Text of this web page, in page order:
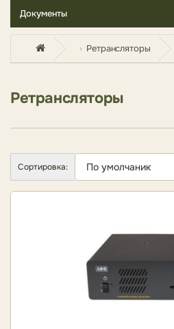
Документы
Ретрансляторы
Ретрансляторы
Сортировка: